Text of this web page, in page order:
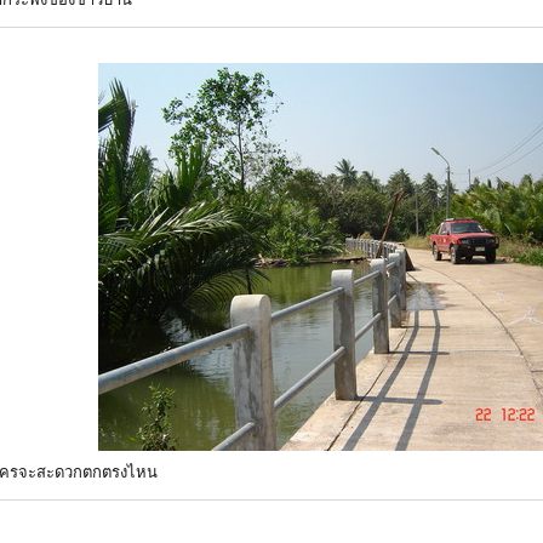
รจะสะดวกตกตรงไหน